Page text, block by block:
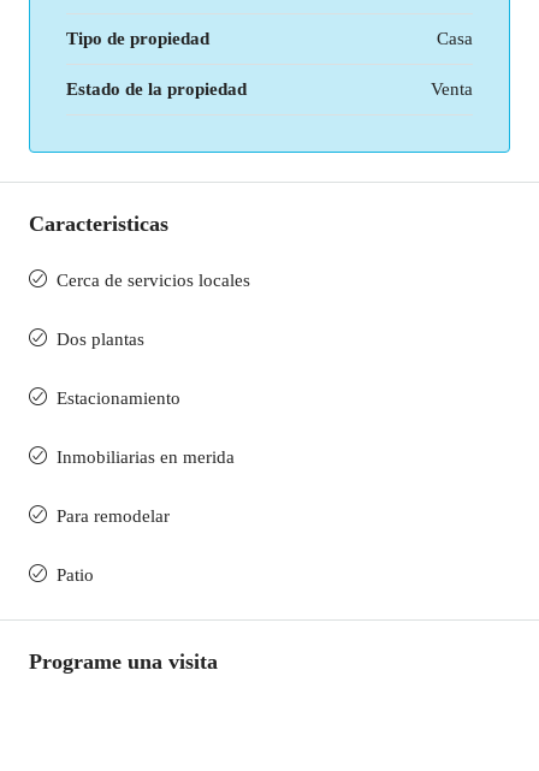
Tipo de propiedad Casa
Estado de la propiedad Venta
Caracteristicas
Cerca de servicios locales
Dos plantas
Estacionamiento
Inmobiliarias en merida
Para remodelar
Patio
Programe una visita